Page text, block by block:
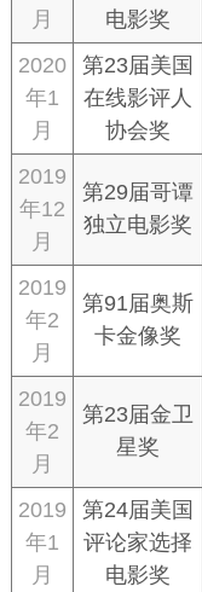
月
电影奖
2020
年1
月
第23届美国
在线影评人
协会奖
2019
年12
月
第29届哥谭
独立电影奖
2019
年2
月
第91届奥斯
卡金像奖
2019
年2
月
第23届金卫
星奖
2019
年1
月
第24届美国
评论家选择
电影奖